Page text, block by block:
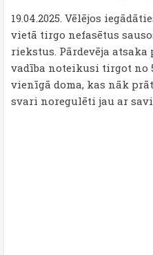
19.04.2025. Vēlējos
vietā tirgo nefasētus
riekstus. Pārdevēja atsaka
vadība noteikusi tirgot no
vienīgā doma, kas nāk
svari noregulēti jau ar